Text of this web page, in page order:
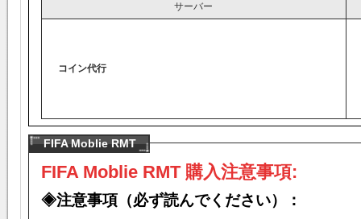
サーバー
コイン代行
FIFA Moblie RMT
FIFA Moblie RMT 購入注意事項:
◈注意事項（必ず読んでください）：